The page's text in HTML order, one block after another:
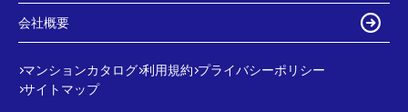
会社概要
マンションカタログ 利用規約 プライバシーポリシー
サイトマップ